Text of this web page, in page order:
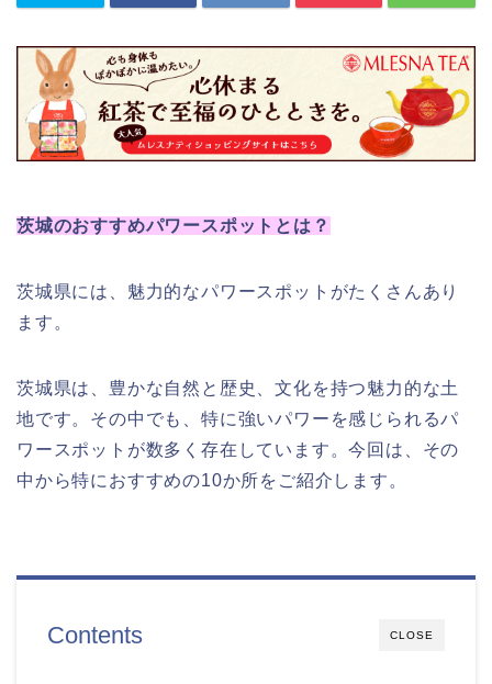
茨城のおすすめパワースポットとは？
茨城県には、魅力的なパワースポットがたくさんあり
ます。
茨城県は、豊かな自然と歴史、文化を持つ魅力的な土
地です。その中でも、特に強いパワーを感じられるパ
ワースポットが数多く存在しています。今回は、その
中から特におすすめの10か所をご紹介します。
CLOSE
Contents